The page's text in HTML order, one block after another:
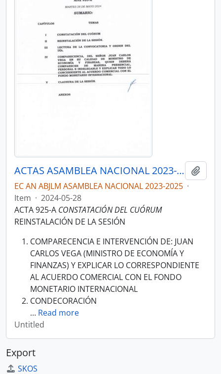
ACTAS ASAMBLEA NACIONAL 2023-2025
EC AN ABJLM ASAMBLEA NACIONAL 2023-2025 ·
Item · 2024-05-28
ACTA 925-A CONSTATACIÓN DEL CUÓRUM
REINSTALACIÓN DE LA SESIÓN
COMPARECENCIA E INTERVENCIÓN DE: JUAN
CARLOS VEGA (MINISTRO DE ECONOMÍA Y
FINANZAS) Y EXPLICAR LO CORRESPONDIENTE
AL ACUERDO COMERCIAL CON EL FONDO
MONETARIO INTERNACIONAL
CONDECORACIÓN
… Read more
Untitled
Export
SKOS